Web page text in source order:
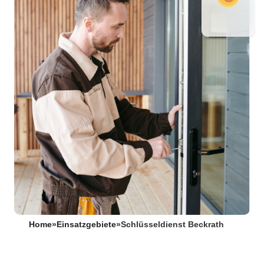
Home» Einsatzgebiete»Schlüsseldienst Beckrath